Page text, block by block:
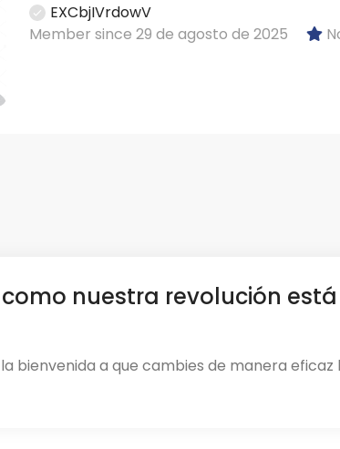
EXCbjIVrdowV
Member since 29 de agosto de 2025
como nuestra revolución
bienvenida a que cambies de manera